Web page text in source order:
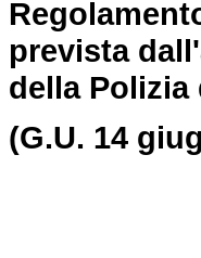
prevista
della Polizia
(G.U. 14